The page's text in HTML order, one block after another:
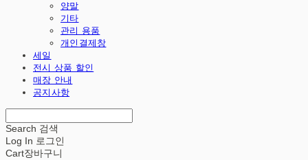
양말
기타
관리 용품
개인결제창
세일
전시 상품 할인
매장 안내
공지사항
Search 검색
Log In 로그인
Cart장바구니